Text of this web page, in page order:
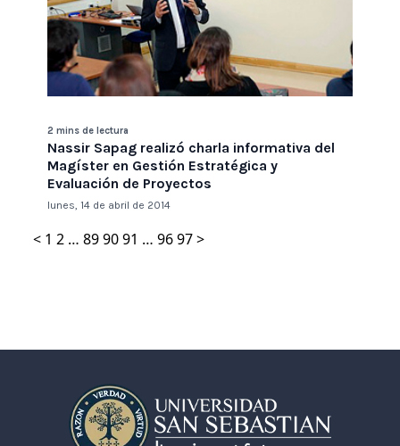
2 mins de lectura
Nassir Sapag realizó charla informativa del
Magíster en Gestión Estratégica y
Evaluación de Proyectos
lunes, 14 de abril de 2014
< 1 2 … 899091 … 9697>